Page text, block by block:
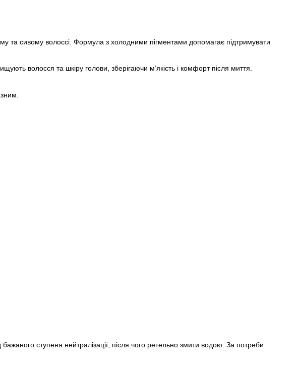
та сивому волоссі. Формула з холодними пігментами допомагає підтримувати
волосся та шкіру голови, зберігаючи м’якість і комфорт після миття.
ступеня нейтралізації, після чого ретельно змити водою. За потреби